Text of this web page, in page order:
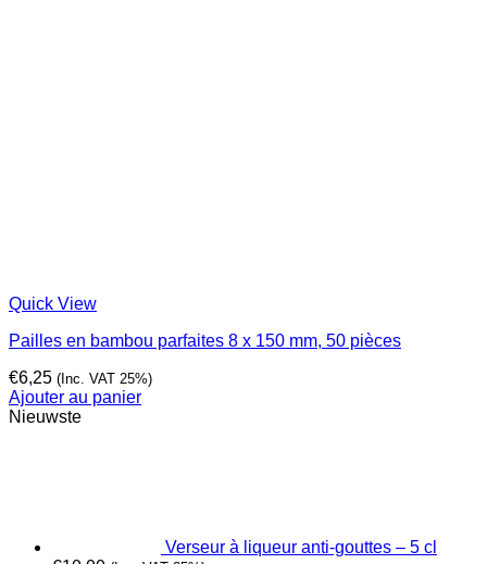
Quick View
Pailles en bambou parfaites 8 x 150 mm, 50 pièces
€6,25 (Inc. VAT 25%)
Ajouter au panier
Nieuwste
Verseur à liqueur anti-gouttes – 5 cl